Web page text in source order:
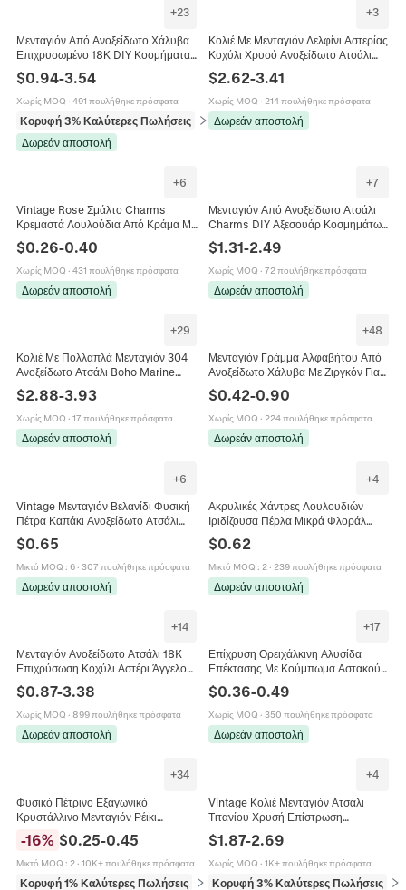
+23
Μενταγιόν Από Ανοξείδωτο Χάλυβα
Επιχρυσωμένο 18Κ DIY Κοσμήματα
Σταυρός Για Κολιέ Βραχιόλι
$0.94-3.54
Χωρίς MOQ · 491 πουλήθηκε πρόσφατα
Κορυφή 3% Καλύτερες Πωλήσεις
σε Κρεμαστά (pendants)
Δωρεάν αποστολή
+3
Κολιέ Με Μενταγιόν Δελφίνι Αστερίας
Κοχύλι Χρυσό Ανοξείδωτο Ατσάλι
Γυναίκες
$2.62-3.41
Χωρίς MOQ · 214 πουλήθηκε πρόσφατα
Δωρεάν αποστολή
+6
Vintage Rose Σμάλτο Charms
Κρεμαστά Λουλούδια Από Κράμα Με
Τεχνητά Μαργαριτάρια Για DIY
Κατασκευή Κοσμημάτων Κολιέ
Σκουλαρίκια Αξεσουάρ
$0.26-0.40
Χωρίς MOQ · 431 πουλήθηκε πρόσφατα
Δωρεάν αποστολή
+7
Μενταγιόν Από Ανοξείδωτο Ατσάλι
Charms DIY Αξεσουάρ Κοσμημάτων
Φεγγάρι Αστέρι Ήλιος Μάτι Σχέδιο
Χρυσό Vintage Για Κολιέ
$1.31-2.49
Χωρίς MOQ · 72 πουλήθηκε πρόσφατα
Δωρεάν αποστολή
+29
Κολιέ Με Πολλαπλά Μενταγιόν 304
Ανοξείδωτο Ατσάλι Boho Marine
Ήλιος Φεγγάρι Κοχύλι Πέρλα Μόδα
Κοσμήματα
$2.88-3.93
Χωρίς MOQ · 17 πουλήθηκε πρόσφατα
Δωρεάν αποστολή
+48
Μενταγιόν Γράμμα Αλφαβήτου Από
Ανοξείδωτο Χάλυβα Με Ζιργκόν Για
Κατασκευή Κοσμημάτων DIY Χρώμα
Χρυσό Ασημί
$0.42-0.90
Χωρίς MOQ · 224 πουλήθηκε πρόσφατα
Δωρεάν αποστολή
+6
Vintage Μενταγιόν Βελανίδι Φυσική
Πέτρα Καπάκι Ανοξείδωτο Ατσάλι
DIY Κοσμήματα Charm Κολιέ
Βραχιόλι Αξεσουάρ Για Γυναίκες
$0.65
Μικτό MOQ : 6· 307 πουλήθηκε πρόσφατα
Δωρεάν αποστολή
+4
Ακρυλικές Χάντρες Λουλουδιών
Ιριδίζουσα Πέρλα Μικρά Φλοράλ
Κρεμαστά Για Κατασκευή
Κοσμημάτων DIY Βραχιόλι Κολιέ
$0.62
Μικτό MOQ : 2· 239 πουλήθηκε πρόσφατα
Δωρεάν αποστολή
+14
Μενταγιόν Ανοξείδωτο Ατσάλι 18K
Επιχρύσωση Κοχύλι Αστέρι Άγγελος
Ζυγός Για DIY Κολιέ Μόδα
Μινιμαλιστικό Γυναίκες
$0.87-3.38
Χωρίς MOQ · 899 πουλήθηκε πρόσφατα
Δωρεάν αποστολή
+17
Επίχρυση Ορειχάλκινη Αλυσίδα
Επέκτασης Με Κούμπωμα Αστακού
Καρδιά Σταγόνα Νερού Γούρια Για
Κατασκευή Κοσμημάτων DIY
$0.36-0.49
Χωρίς MOQ · 350 πουλήθηκε πρόσφατα
Δωρεάν αποστολή
+34
Φυσικό Πέτρινο Εξαγωνικό
Κρυστάλλινο Μενταγιόν Ρέικι
Λίθος Κράμα Γούρι Για Κολιέ
-16% $0.25-0.45
Μικτό MOQ : 2· 10K+ πουλήθηκε πρόσφατα
Κορυφή 1% Καλύτερες Πωλήσεις
σε Κρεμαστά (pendants)
+4
Vintage Κολιέ Μενταγιόν Ατσάλι
Τιτανίου Χρυσή Επίστρωση
Καρδιά Κοχύλι Κοσμήματα
$1.87-2.69
Χωρίς MOQ · 1K+ πουλήθηκε πρόσφατα
Κορυφή 3% Καλύτερες Πωλήσεις
σε